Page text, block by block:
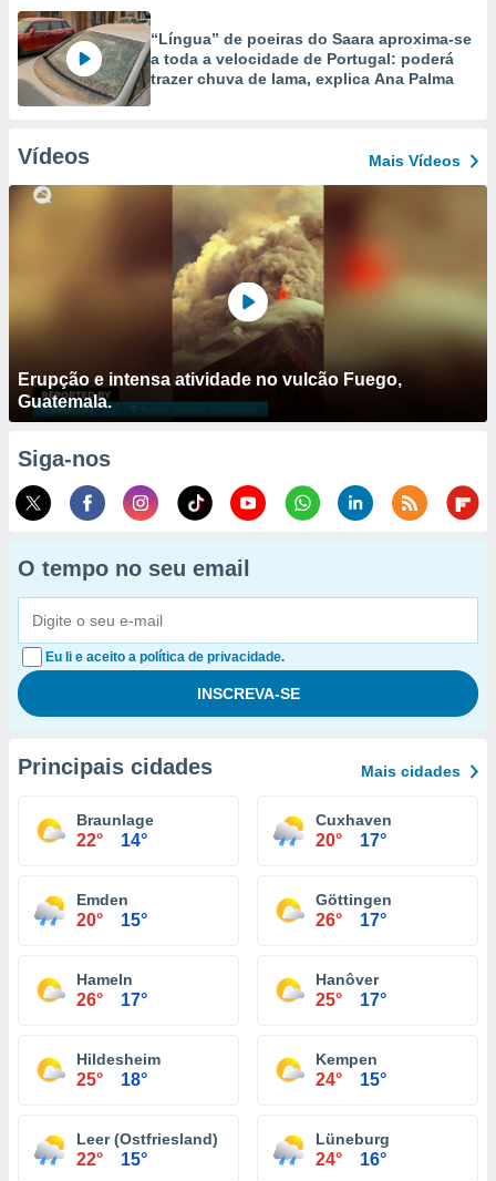
“Língua” de poeiras do Saara aproxima-se
a toda a velocidade de Portugal: poderá
trazer chuva de lama, explica Ana Palma
Vídeos Mais Vídeos
Erupção e intensa atividade no vulcão Fuego,
Guatemala.
Siga-nos
O tempo no seu email
Eu li e aceito a política de privacidade.
Principais cidades Mais cidades
Braunlage
22° 14°
Cuxhaven
20° 17°
Emden
20° 15°
Göttingen
26° 17°
Hameln
26° 17°
Hanôver
25° 17°
Hildesheim
25° 18°
Kempen
24° 15°
Leer (Ostfriesland)
22° 15°
Lüneburg
24° 16°